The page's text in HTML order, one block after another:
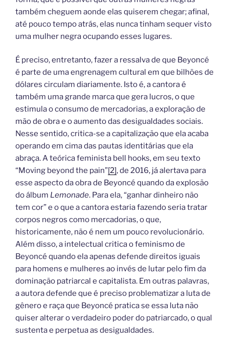
também cheguem aonde elas quiserem chegar; afinal,
até pouco tempo atrás, elas nunca tinham sequer visto
uma mulher negra ocupando esses lugares.
É preciso, entretanto, fazer a ressalva de que Beyoncé
é parte de uma engrenagem cultural em que bilhões de
dólares circulam diariamente. Isto é, a cantora é
também uma grande marca que gera lucros, o que
estimula o consumo de mercadorias, a exploração de
mão de obra e o aumento das desigualdades sociais.
Nesse sentido, critica-se a capitalização que ela acaba
operando em cima das pautas identitárias que ela
abraça. A teórica feminista bell hooks, em seu texto
“Moving beyond the pain”[2], de 2016, já alertava para
esse aspecto da obra de Beyoncé quando da explosão
do álbum Lemonade. Para ela, “ganhar dinheiro não
tem cor” e o que a cantora estaria fazendo seria tratar
corpos negros como mercadorias, o que,
historicamente, não é nem um pouco revolucionário.
Além disso, a intelectual critica o feminismo de
Beyoncé quando ela apenas defende direitos iguais
para homens e mulheres ao invés de lutar pelo fim da
dominação patriarcal e capitalista. Em outras palavras,
a autora defende que é preciso problematizar a luta de
gênero e raça que Beyoncé pratica se essa luta não
quiser alterar o verdadeiro poder do patriarcado, o qual
sustenta e perpetua as desigualdades.